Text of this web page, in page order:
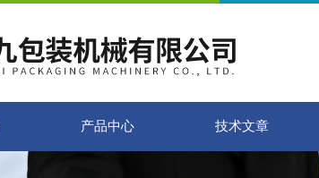
产品中心 技术文章